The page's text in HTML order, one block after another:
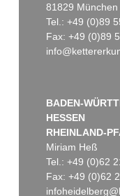
Auktion 530 - Lot 94
81829 München
Tel.: +49 (0)89
Fax: +49 (0)89
BADEN-
HESSEN
RHEINLAND-
Miriam Heß
Tel.: +49 (0)62
Fax: +49 (0)62